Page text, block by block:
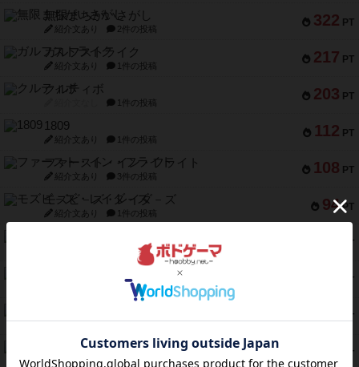
322 PT
無限まちがいさがし
紹介文あり 2件の投稿
217 PT
ガルフストライク
紹介文あり 1件の投稿
203 PT
クルティボ
1件の投稿
112 PT
1809
紹介文あり 1件の投稿
108 PT
ファースト・イン・フライト
紹介文あり 3件の投稿
94 PT
モズビ－ズ・レイダ－ズ
紹介文あり 1件の投稿
PT
2件の投稿
PT
2件の投稿
PT
紹介文あり 8件の投稿
PT
リスボン・トラム 28
紹介文あり 9件の投稿